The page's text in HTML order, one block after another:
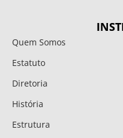
Quem Somos
Estatuto
Diretoria
História
Estrutura